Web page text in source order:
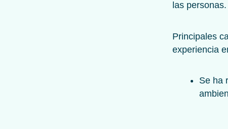
las personas.
Principales
experiencia
Se ha